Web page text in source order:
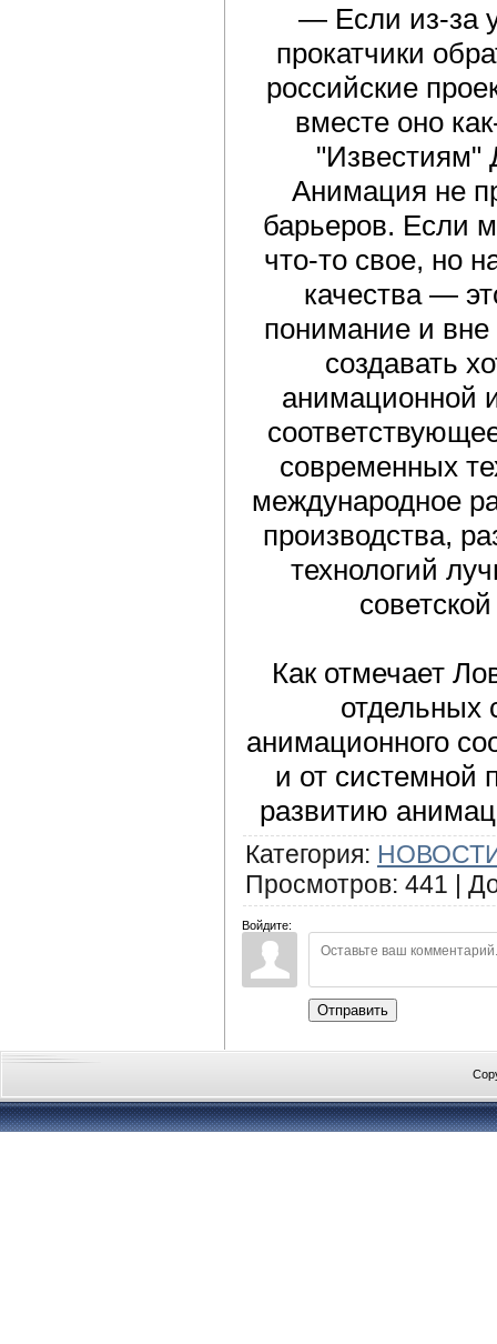
— Если из-за
прокатчики
российские
вместе оно
Анимация не
барьеров. Если
что-то свое, но
качества —
понимание и вне
создавать
анимационной
современных
международное
производства,
технологий
Как отмечает
отдельных
анимационного
и от системной
развитию
Категория:
Просмотров: 441 |
Войдите:
Отправить